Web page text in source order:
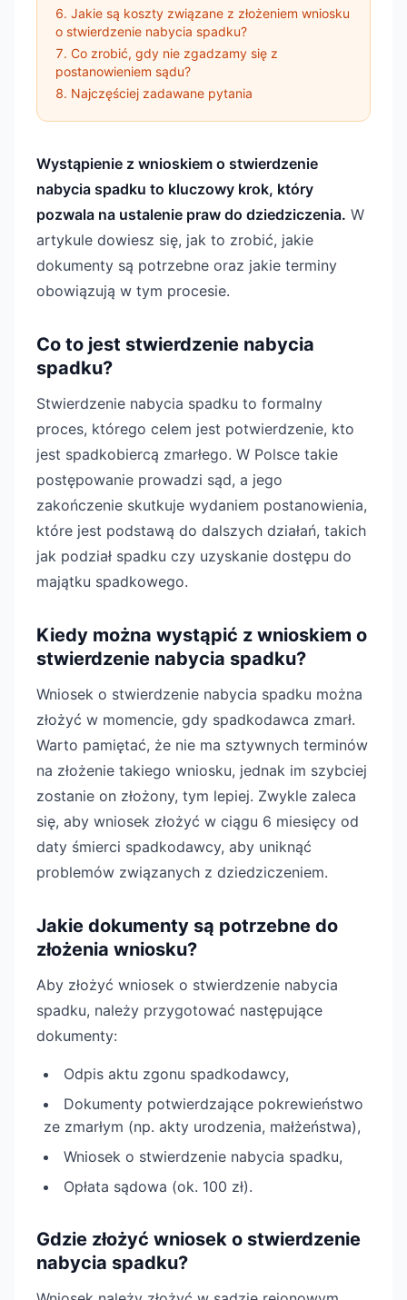
Jakie są koszty związane z złożeniem wniosku
o stwierdzenie nabycia spadku?
Co zrobić, gdy nie zgadzamy się z
postanowieniem sądu?
Najczęściej zadawane pytania
Wystąpienie z wnioskiem o stwierdzenie
nabycia spadku to kluczowy krok, który
pozwala na ustalenie praw do dziedziczenia. W
artykule dowiesz się, jak to zrobić, jakie
dokumenty są potrzebne oraz jakie terminy
obowiązują w tym procesie.
Co to jest stwierdzenie nabycia
spadku?
Stwierdzenie nabycia spadku to formalny
proces, którego celem jest potwierdzenie, kto
jest spadkobiercą zmarłego. W Polsce takie
postępowanie prowadzi sąd, a jego
zakończenie skutkuje wydaniem postanowienia,
które jest podstawą do dalszych działań, takich
jak podział spadku czy uzyskanie dostępu do
majątku spadkowego.
Kiedy można wystąpić z wnioskiem o
stwierdzenie nabycia spadku?
Wniosek o stwierdzenie nabycia spadku można
złożyć w momencie, gdy spadkodawca zmarł.
Warto pamiętać, że nie ma sztywnych terminów
na złożenie takiego wniosku, jednak im szybciej
zostanie on złożony, tym lepiej. Zwykle zaleca
się, aby wniosek złożyć w ciągu 6 miesięcy od
daty śmierci spadkodawcy, aby uniknąć
problemów związanych z dziedziczeniem.
Jakie dokumenty są potrzebne do
złożenia wniosku?
Aby złożyć wniosek o stwierdzenie nabycia
spadku, należy przygotować następujące
dokumenty:
Odpis aktu zgonu spadkodawcy,
Dokumenty potwierdzające pokrewieństwo
ze zmarłym (np. akty urodzenia, małżeństwa),
Wniosek o stwierdzenie nabycia spadku,
Opłata sądowa (ok. 100 zł).
Gdzie złożyć wniosek o stwierdzenie
nabycia spadku?